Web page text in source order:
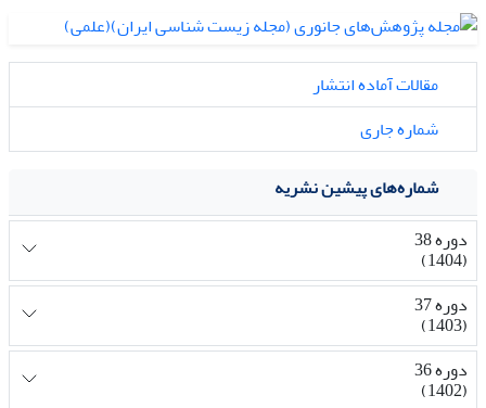
مقالات آماده انتشار
شماره جاری
شماره‌های پیشین نشریه
دوره 38
(1404)
دوره 37
(1403)
دوره 36
(1402)